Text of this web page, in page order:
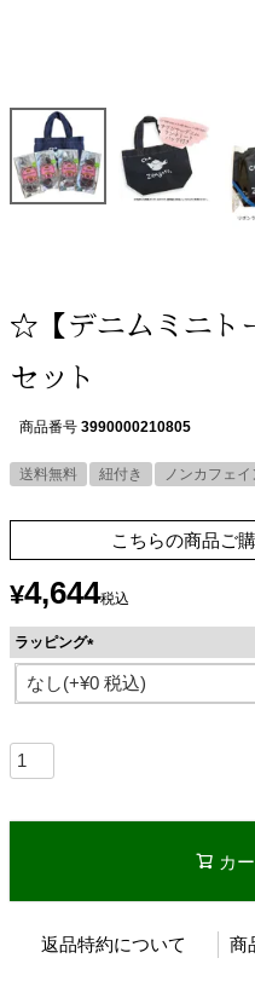
☆【デニムミニト
セット
商品番号 3990000210805
送料無料 紐付き ノンカフェイ
こちらの商品ご
¥4,644税込
ラッピング
(
必
カ
返品特約について 商